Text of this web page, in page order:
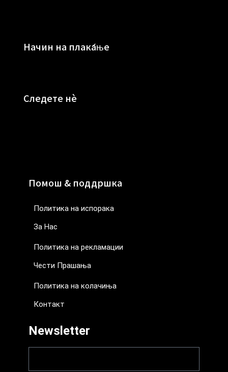
Начин на плаќање
Следете нè
Помош & поддршка
Политика на испорака
За Нас
Политика на рекламации
Чести Прашања
Политика на колачиња
Контакт
Newsletter